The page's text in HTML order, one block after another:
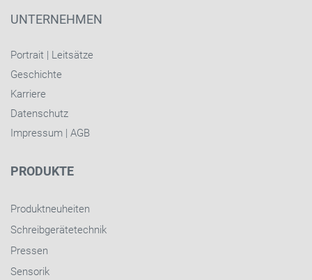
UNTERNEHMEN
Portrait
Leitsätze
Geschichte
Karriere
Datenschutz
Impressum
AGB
PRODUKTE
Produktneuheiten
Schreibgerätetechnik
Pressen
Sensorik